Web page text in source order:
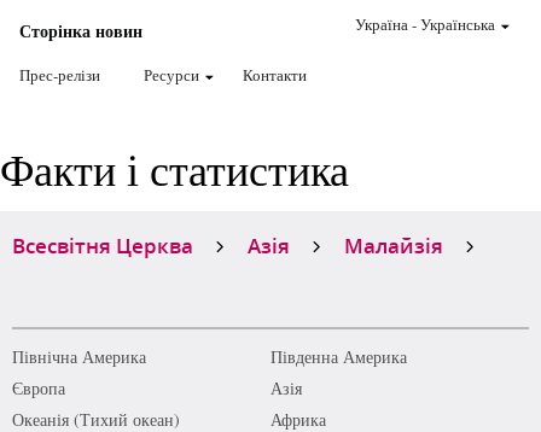
Сторінка новин
Прес-релізи Ресурси Контакти
Україна-Українська
Факти і статистика
Всесвітня Церква Азія Малайзія
Північна Америка
Південна Америка
Європа
Азія
Океанія (Тихий океан)
Африка